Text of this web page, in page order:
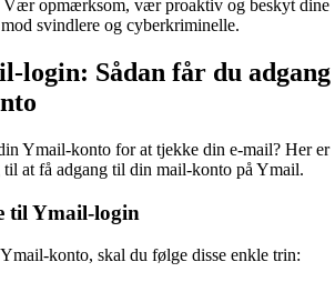
opmærksom, vær proaktiv og beskyt dine
svindlere og cyberkriminelle.
login: Sådan får du adgang
Ymail-konto for at tjekke din e-mail? Her er
til at få adgang til din mail-konto på Ymail.
til Ymail-login
konto, skal du følge disse enkle trin: